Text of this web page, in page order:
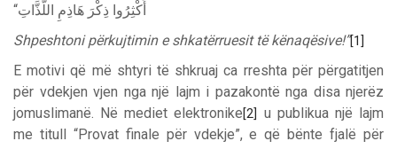
“
أَكْثِرُوا ذِكْرَ هَاذِمِ اللَّذَّاتِ
Shpeshtoni përkujtimin e shkatërruesit të kënaqësive!”[1]
E motivi që më shtyri të shkruaj ca rreshta për përgatitjen
për vdekjen vjen nga një lajm i pazakontë nga disa njerëz
jomuslimanë. Në mediet elektronike[2] u publikua një lajm
me titull “Provat finale për vdekje”, e që bënte fjalë për